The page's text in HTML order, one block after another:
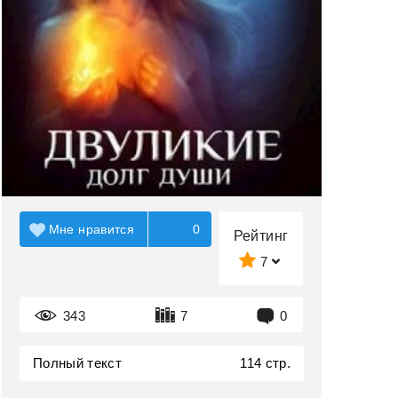
Рейтинг
7
343 7 0
Мне нравится 0
Полный текст 114 стр.